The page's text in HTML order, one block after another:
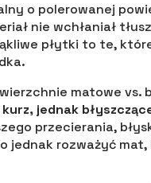
o polerowanej
nie wchłaniał
płytki to te,
matowe vs.
jednak
przecierania,
jednak rozważyć